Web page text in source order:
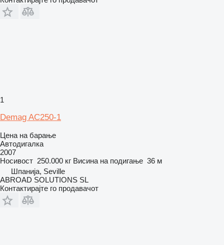
1
Demag AC250-1
Цена на барање
Автодигалка
2007
Носивост 250.000 кг Висина на подигање 36 м
Шпанија, Seville
ABROAD SOLUTIONS SL
Контактирајте го продавачот